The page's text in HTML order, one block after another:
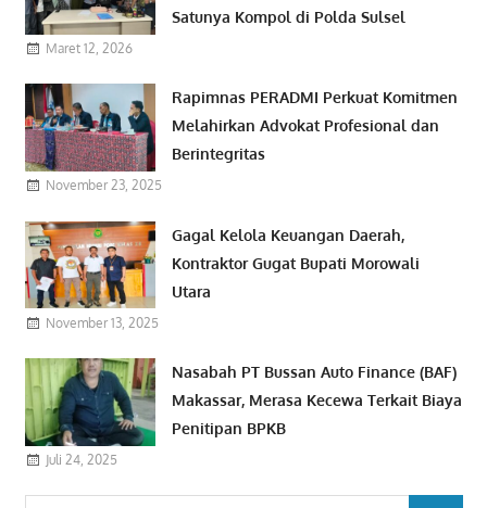
Satunya Kompol di Polda Sulsel
Maret 12, 2026
Rapimnas PERADMI Perkuat Komitmen
Melahirkan Advokat Profesional dan
Berintegritas
November 23, 2025
Gagal Kelola Keuangan Daerah,
Kontraktor Gugat Bupati Morowali
Utara
November 13, 2025
Nasabah PT Bussan Auto Finance (BAF)
Makassar, Merasa Kecewa Terkait Biaya
Penitipan BPKB
Juli 24, 2025